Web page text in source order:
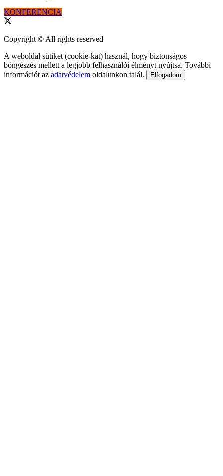
KONFERENCIA
Copyright © All rights reserved
A weboldal sütiket (cookie-kat) használ, hogy biztonságos
böngészés mellett a legjobb felhasználói élményt nyújtsa. További
információt az adatvédelem oldalunkon talál. Elfogadom